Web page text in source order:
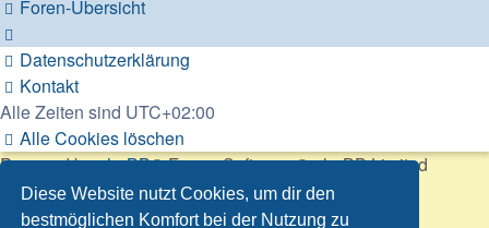
Diese Website nutzt Cookies, um dir den
bestmöglichen Komfort bei der Nutzung zu
Foren-Übersicht
Datenschutzerklärung
Kontakt
Alle Zeiten sind UTC+02:00
Alle Cookies löschen
Powered byphpBB® Forum Software © phpBB Limited
Deutsche Übersetzung durchphpBB.de
Customized byWireSys